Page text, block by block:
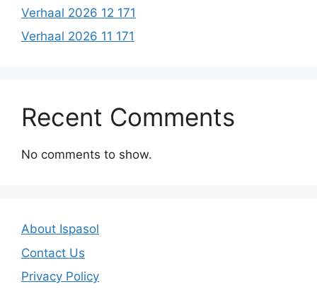
Verhaal 2026 12 171
Verhaal 2026 11 171
Recent Comments
No comments to show.
About Ispasol
Contact Us
Privacy Policy